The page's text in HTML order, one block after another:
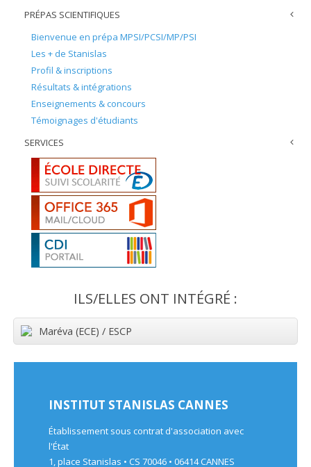
PRÉPAS SCIENTIFIQUES
Bienvenue en prépa MPSI/PCSI/MP/PSI
Les + de Stanislas
Profil & inscriptions
Résultats & intégrations
Enseignements & concours
Témoignages d'étudiants
SERVICES
ILS/ELLES ONT INTÉGRÉ :
Maréva (ECE) / ESCP
INSTITUT STANISLAS CANNES
Établissement sous contrat d'association avec
l'État
1, place Stanislas • CS 70046 • 06414 CANNES